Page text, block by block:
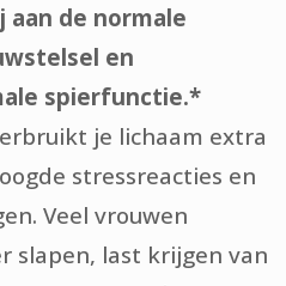
aan de normale
en
spierfunctie.*
je lichaam extra
stressreacties en
Veel vrouwen
slapen, last krijgen van